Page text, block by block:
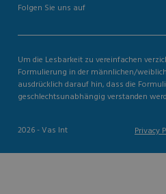
Folgen Sie uns auf
Um die Lesbarkeit zu vereinfachen
Formulierung in der männlichen/
ausdrücklich darauf hin, dass die
geschlechtsunabhängig verstanden
2026 - Vas Int Privacy